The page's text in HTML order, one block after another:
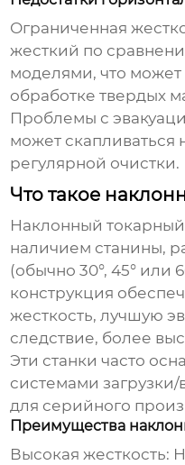
Ограниченная
жесткий по
моделями, что может
обработке твердых
Проблемы с
может скапливаться
регулярной очистки.
Что такое
Наклонный токарный
наличием станины,
(обычно 30°, 45° или
конструкция
жесткость, лучшую
следствие, более
Эти станки часто
системами
для серийного
Преимущества
Высокая жесткость: